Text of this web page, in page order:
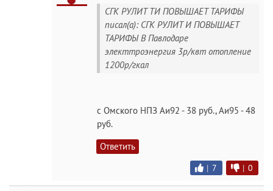
СГК РУЛИТ ТИ ПОВЫШАЕТ ТАРИФЫ
писал(а): СГК РУЛИТ И ПОВЫШАЕТ
ТАРИФЫ В Павлодаре
электтроэнергия 3р/квт отопление
1200р/гкал
с Омского НПЗ Аи92 - 38 руб., Аи95 - 48
руб.
Ответить
| 7 | 0